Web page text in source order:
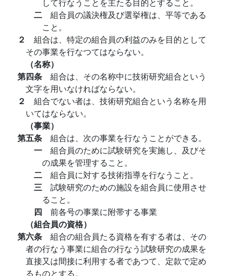
二 組合員の議決権及び選挙権は、平等である
こと。
２ 組合は、特定の組合員の利益のみを目的として
その事業を行なつてはならない。
（名称）
第四条 組合は、その名称中に技術研究組合という
文字を用いなければならない。
２ 組合でない者は、技術研究組合という名称を用
いてはならない。
（事業）
第五条 組合は、次の事業を行なうことができる。
一 組合員のために試験研究を実施し、及びそ
の成果を管理すること。
二 組合員に対する技術指導を行なうこと。
三 試験研究のための施設を組合員に使用させ
ること。
四 前各号の事業に附帯する事業
（組合員の資格）
第六条 組合の組合員たる資格を有する者は、その
者の行なう事業に組合の行なう試験研究の成果を
直接又は間接に利用する者であつて、定款で定め
るものとする。